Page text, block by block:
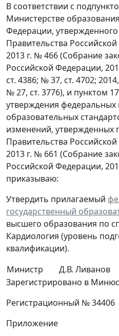
В соответствии с
Министерстве
Федерации,
Правительства
2013 г. № 466 (Собрание
Российской Федерации,
ст. 4386; № 37, ст. 4702;
№ 27, ст. 3776), и пунктом
утверждения федеральных
образовательных
изменений, утвержденных
Правительства
2013 г. № 661 (Собрание
Российской Федерации,
приказываю:
Утвердить прилагаемый
государственный
высшего образования по
Кардиология (уровень
квалификации).
Министр
Д.В. Ливанов
Зарегистрировано в
Регистрационный № 34406
Приложение